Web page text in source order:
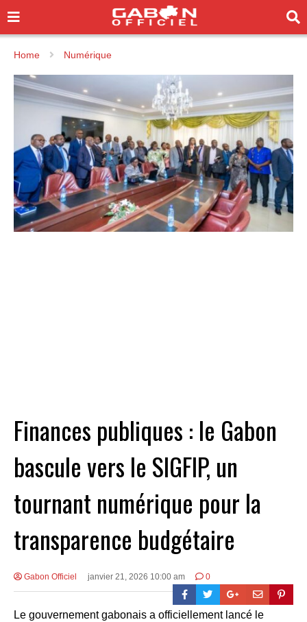
Home Numérique
Finances publiques : le Gabon
bascule vers le SIGFIP, un
tournant numérique pour la
transparence budgétaire
Gabon Officiel janvier 21, 2026 10:00 am 0
Le gouvernement gabonais a officiellement lancé le